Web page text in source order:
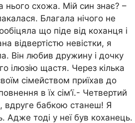
схожа. Мій син знає? –
Благала нічого не
що піде від коханця і
відвертістю невістки, я
Він любив дружину і дочку
ілюзію щастя. Через кілька
сімейством приїхав до
в їх сім’ї.- Четвертий
вдруге бабкою станеш! Я
Адже тоді у неї був коханець.